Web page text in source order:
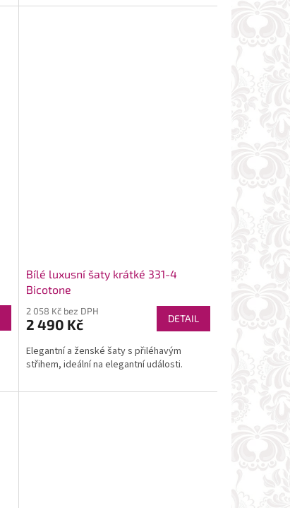
Bílé luxusní šaty krátké 331-4
Bicotone
2 058 Kč bez DPH
2 490 Kč DETAIL
Elegantní a ženské šaty s přiléhavým
střihem, ideální na elegantní události.